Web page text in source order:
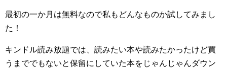
最初の一か月は無料なので私もどんなものか試してみまし
た！
キンドル読み放題では、読みたい本や読みたかったけど買
うまででもないと保留にしていた本をじゃんじゃんダウン